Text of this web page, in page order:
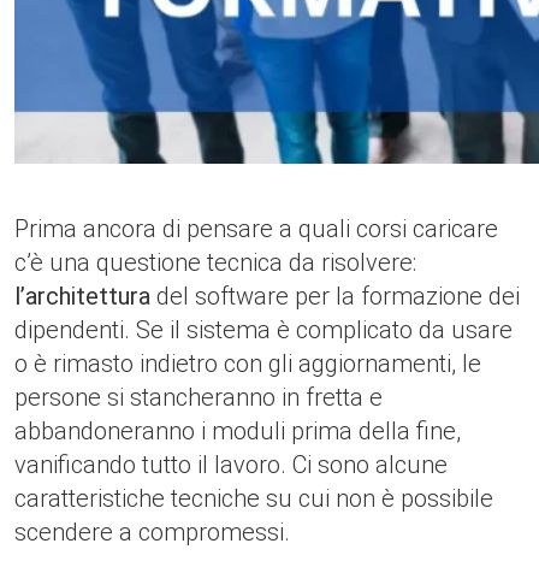
Prima ancora di pensare a quali corsi caricare
c’è una questione tecnica da risolvere:
l’architettura del software per la formazione dei
dipendenti. Se il sistema è complicato da usare
o è rimasto indietro con gli aggiornamenti, le
persone si stancheranno in fretta e
abbandoneranno i moduli prima della fine,
vanificando tutto il lavoro. Ci sono alcune
caratteristiche tecniche su cui non è possibile
scendere a compromessi.